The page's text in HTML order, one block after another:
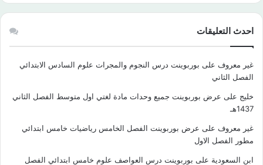
احدث التعليقات
غير معروف على بوربوينت درس النجوم والمجرات علوم السادس الابتدائي
الفصل الثاني
خليج على عرض بوربوينت جميع وحدات مادة لغتي اول متوسط الفصل الثاني
1437هـ
غير معروف على عرض بوربوينت الفصل الخامس رياضيات خامس ابتدائي
مطور الفصل الاول
ابن السعودية على بوربوينت درس العواصف علوم خامس ابتدائي الفصل